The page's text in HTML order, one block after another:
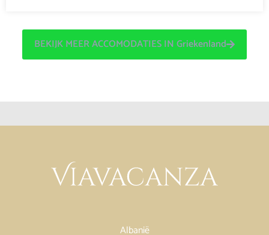
BEKIJK MEER ACCOMODATIES IN Griekenland
Albanië